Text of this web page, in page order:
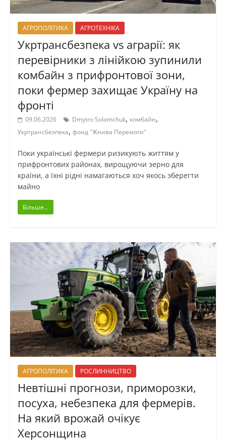
АГРОПОЛІТИКА АГРОТЕХНІКА
Укртрансбезпека vs аграрії: як
перевірники з лінійкою зупинили
комбайн з прифронтової зони,
поки фермер захищає Україну на
фронті
09.06.2026 Dmytro Solomchuk, комбайн,
Укртрансбезпека, фонд "Жнива Перемоги"
Поки українські фермери ризикують життям у
прифронтових районах, вирощуючи зерно для
країни, а їхні рідні намагаються хоч якось зберегти
майно
Більше...
АГРОПОЛІТИКА РОСЛИННИЦТВО
Невтішні прогнози, приморозки,
посуха, небезпека для фермерів.
На який врожай очікує
Херсонщина